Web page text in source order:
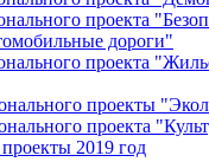
проекта
дороги"
проекта
проекты
проекта
2019 год